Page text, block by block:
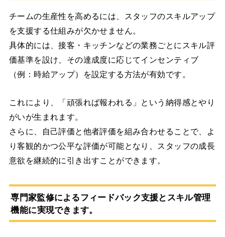
チームの生産性を高めるには、スタッフのスキルアップ
を支援する仕組みが欠かせません。
具体的には、接客・キッチンなどの業務ごとにスキル評
価基準を設け、その達成度に応じてインセンティブ
（例：時給アップ）を設定する方法が有効です。
これにより、「頑張れば報われる」という納得感とやり
がいが生まれます。
さらに、自己評価と他者評価を組み合わせることで、よ
り客観的かつ公平な評価が可能となり、スタッフの成長
意欲を継続的に引き出すことができます。
専門家監修によるフィードバック支援とスキル管理
機能に実現できます。